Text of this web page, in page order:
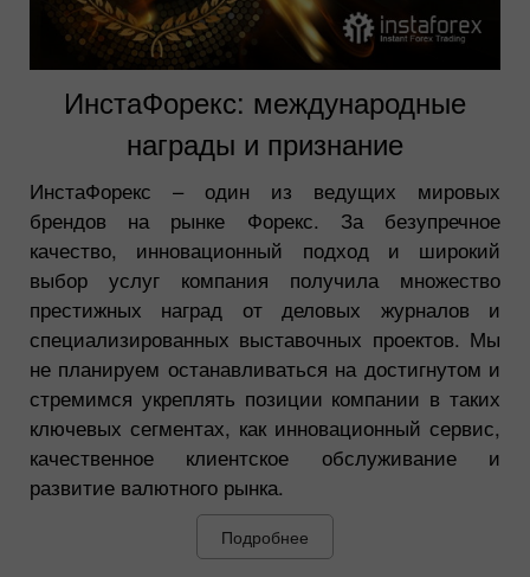
ИнстаФорекс: международные
награды и признание
ИнстаФорекс – один из ведущих мировых
брендов на рынке Форекс. За безупречное
качество, инновационный подход и широкий
выбор услуг компания получила множество
престижных наград от деловых журналов и
специализированных выставочных проектов. Мы
не планируем останавливаться на достигнутом и
стремимся укреплять позиции компании в таких
ключевых сегментах, как инновационный сервис,
качественное клиентское обслуживание и
развитие валютного рынка.
Подробнее